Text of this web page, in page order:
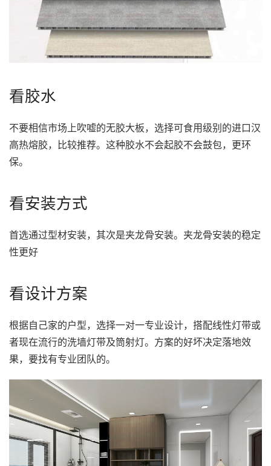
看胶水
不要相信市场上吹嘘的无胶大板，选择可食用级别的进口汉
高热熔胶，比较推荐。这种胶水不会起胶不会鼓包，更环
保。
看安装方式
首选通过型材安装，其次是夹龙骨安装。夹龙骨安装的稳定
性更好
看设计方案
根据自己家的户型，选择一对一专业设计，搭配线性灯带或
者现在流行的洗墙灯带及筒射灯。方案的好坏决定落地效
果，要找有专业团队的。